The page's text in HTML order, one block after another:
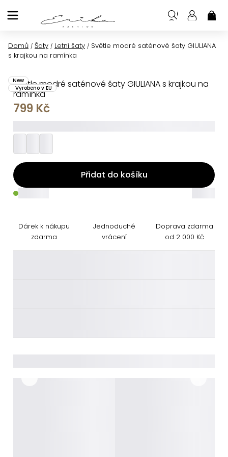
na
Domů / Šaty / Letní šaty / Světle modré saténové šaty GIULIANA
s krajkou na ramínka
Světle modré saténové šaty GIULIANA s krajkou na
ramínka
New
Vyrobeno v EU
799 Kč
Přidat do košíku
Dárek k nákupu
zdarma
Jednoduché
vrácení
Doprava zdarma
od 2 000 Kč